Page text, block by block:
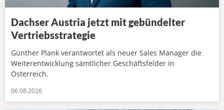
Dachser Austria jetzt mit gebündelter
Vertriebsstrategie
Günther Plank verantwortet als neuer Sales Manager die
Weiterentwicklung sämtlicher Geschäftsfelder in
Österreich.
06.08.2026